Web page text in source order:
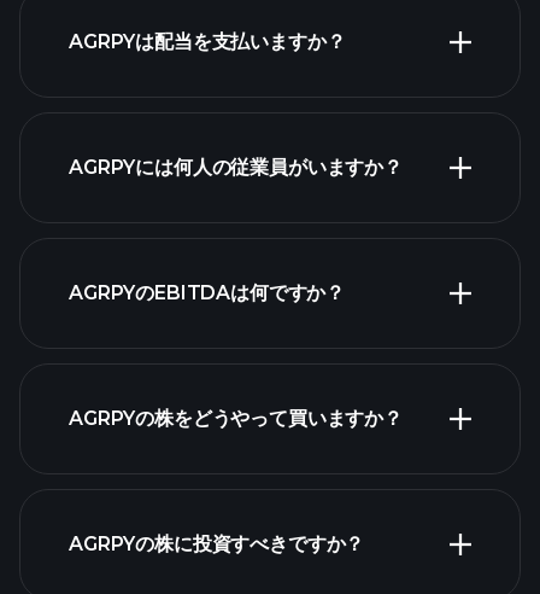
AGRPYは配当を支払いますか？
AGRPYには何人の従業員がいますか？
主
AGRPYのEBITDAは何ですか？
AGRPYの株をどうやって買いますか？
AGRPYの株に投資すべきですか？